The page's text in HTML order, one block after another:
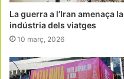
La guerra a l’Iran amenaça la
indústria dels viatges
10 març, 2026